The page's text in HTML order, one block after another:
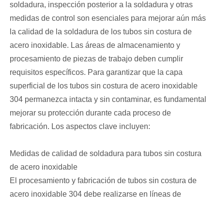
soldadura, inspección posterior a la soldadura y otras
medidas de control son esenciales para mejorar aún más
la calidad de la soldadura de los tubos sin costura de
acero inoxidable. Las áreas de almacenamiento y
procesamiento de piezas de trabajo deben cumplir
requisitos específicos. Para garantizar que la capa
superficial de los tubos sin costura de acero inoxidable
304 permanezca intacta y sin contaminar, es fundamental
mejorar su protección durante cada proceso de
fabricación. Los aspectos clave incluyen:
Medidas de calidad de soldadura para tubos sin costura
de acero inoxidable
El procesamiento y fabricación de tubos sin costura de
acero inoxidable 304 debe realizarse en líneas de